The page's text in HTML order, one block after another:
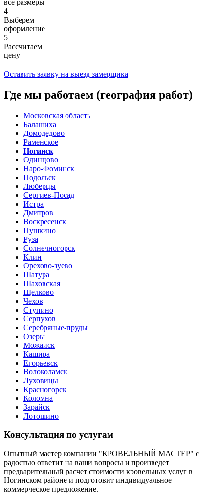
все размеры
4
Выберем
оформление
5
Рассчитаем
цену
Оставить заявку на выезд замерщика
Где мы работаем (география работ)
Московская область
Балашиха
Домодедово
Раменское
Ногинск
Одинцово
Наро-Фоминск
Подольск
Люберцы
Сергиев-Посад
Истра
Дмитров
Воскресенск
Пушкино
Руза
Солнечногорск
Клин
Орехово-зуево
Шатура
Шаховская
Щелково
Чехов
Ступино
Серпухов
Серебряные-пруды
Озеры
Можайск
Кашира
Егорьевск
Волоколамск
Луховицы
Красногорск
Коломна
Зарайск
Лотошино
Консультация по услугам
Опытный мастер компании "КРОВЕЛЬНЫЙ МАСТЕР" с
радостью ответит на ваши вопросы и произведет
предварительный расчет стоимости кровельных услуг в
Ногинском районе и подготовит индивидуальное
коммерческое предложение.